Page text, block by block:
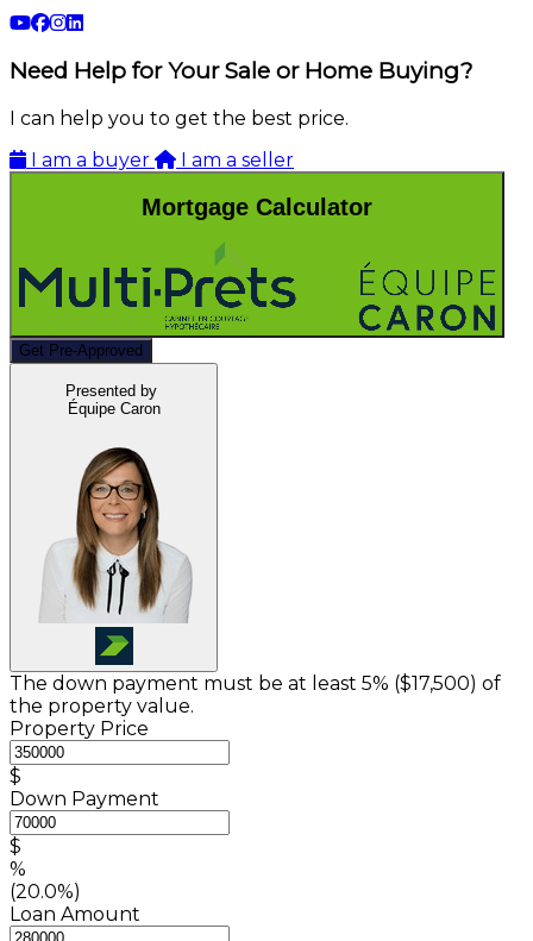
Need Help for Your Sale or Home Buying?
I can help you to get the best price.
I am a buyer
I am a seller
Mortgage Calculator
Get Pre-Approved
Presented by
Équipe Caron
The down payment must be at least 5% ($17,500) of
the property value.
Property Price
$
Down Payment
$
%
(20.0%)
Loan Amount